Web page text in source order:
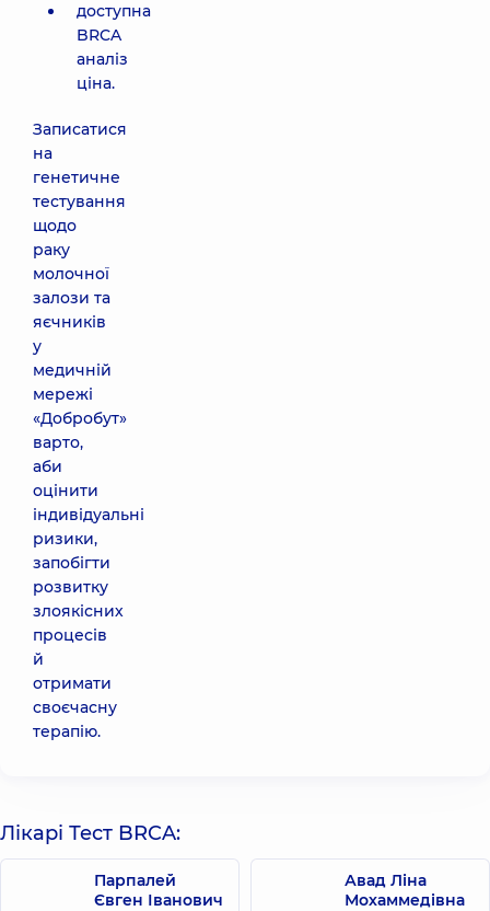
доступна
BRCA
аналіз
ціна.
Записатися
на
генетичне
тестування
щодо
раку
молочної
залози та
яєчників
у
медичній
мережі
«Добробут»
варто,
аби
оцінити
індивідуальні
ризики,
запобігти
розвитку
злоякісних
процесів
й
отримати
своєчасну
терапію.
Лікарі Тест BRCA:
Парпалей
Євген Іванович
Авад Ліна
Мохаммедівна